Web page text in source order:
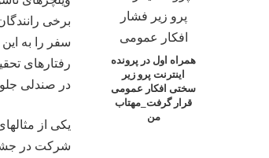
همراه اول در پرونده
اینترنت پرو زیر
سختی افکار عمومی
قرار گرفت_مهتاب
من
برخی
سفر را به
رفتارهای
در صندلی
شرکت در جشن